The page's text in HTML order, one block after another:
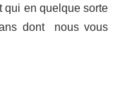
qui en quelque sorte
dont nous vous